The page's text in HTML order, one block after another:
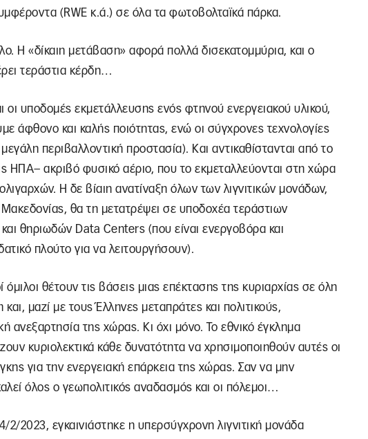
(RWE κ.ά.) σε όλα τα φωτοβολταϊκά πάρκα.
Η «δίκαιη μετάβαση» αφορά πολλά δισεκατομμύρια, και ο
τεράστια κέρδη…
οι υποδομές εκμετάλλευσης ενός φτηνού ενεργειακού υλικού,
άφθονο και καλής ποιότητας, ενώ οι σύγχρονες τεχνολογίες
περιβαλλοντική προστασία). Και αντικαθίστανται από το
ΗΠΑ– ακριβό φυσικό αέριο, που το εκμεταλλεύονται στη χώρα
Η δε βίαιη ανατίναξη όλων των λιγνιτικών μονάδων,
Μακεδονίας, θα τη μετατρέψει σε υποδοχέα τεράστιων
θηριωδών Data Centers (που είναι ενεργοβόρα και
πλούτο για να λειτουργήσουν).
όμιλοι θέτουν τις βάσεις μιας επέκτασης της κυριαρχίας σε όλη
μαζί με τους Έλληνες μεταπράτες και πολιτικούς,
ανεξαρτησία της χώρας. Κι όχι μόνο. Το εθνικό έγκλημα
κυριολεκτικά κάθε δυνατότητα να χρησιμοποιηθούν αυτές οι
για την ενεργειακή επάρκεια της χώρας. Σαν να μην
όλος ο γεωπολιτικός αναδασμός και οι πόλεμοι…
2/2023, εγκαινιάστηκε η υπερσύγχρονη λιγνιτική μονάδα